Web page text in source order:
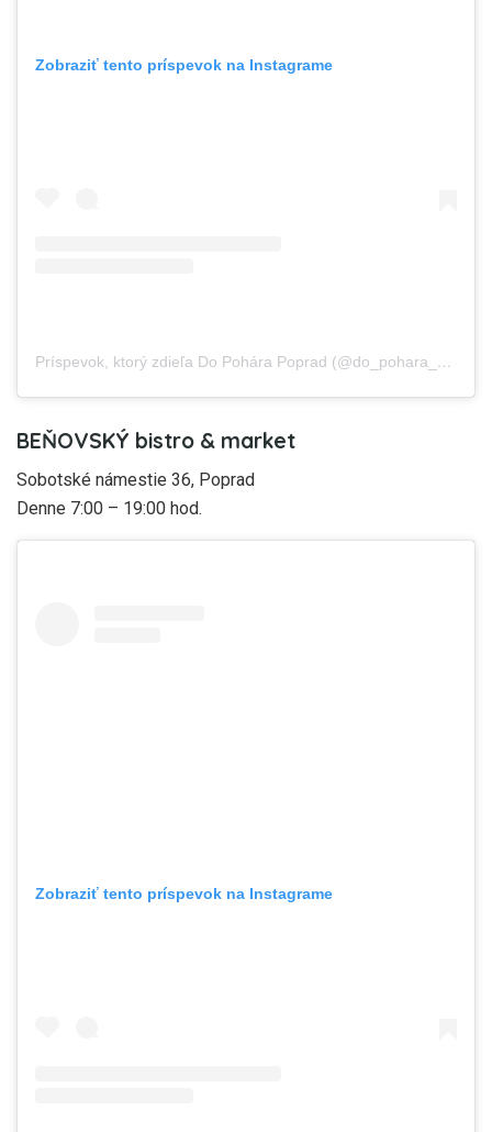
Zobraziť tento príspevok na Instagrame
Príspevok, ktorý zdieľa Do Pohára Poprad (@do_pohara_poprad)
BEŇOVSKÝ bistro & market
Sobotské námestie 36, Poprad
Denne 7:00 – 19:00 hod.
Zobraziť tento príspevok na Instagrame